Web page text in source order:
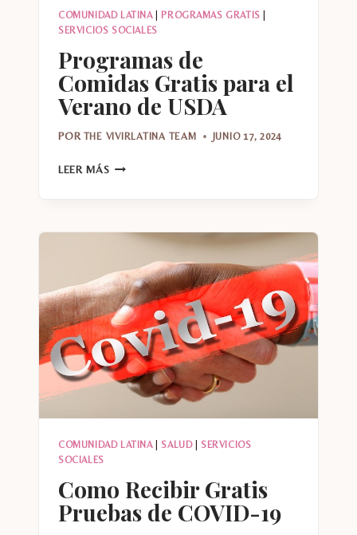
COMUNIDAD LATINA| PROGRAMAS GRATIS
SERVICIOS SOCIALES
Programas de
Comidas Gratis para el
Verano de USDA
POR THE VIVIRLATINA TEAM JUNIO 17, 2024
LEER MÁS PROGRAMAS
PARA
VERANO
DE
USDA
COMUNIDAD LATINA| SALUD| SERVICIOS
SOCIALES
Como Recibir Gratis
Pruebas de COVID-19